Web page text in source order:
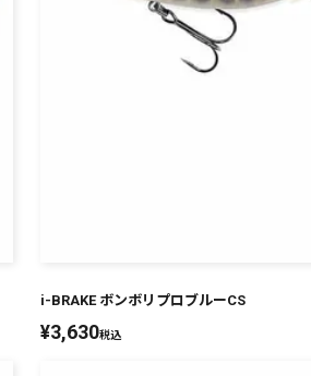
i-BRAKE ボンボリプロブルーCS
¥3,630税込